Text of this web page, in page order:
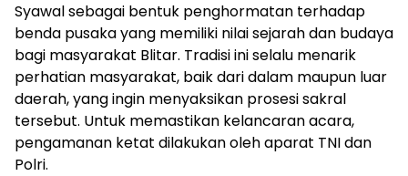
Syawal sebagai bentuk penghormatan terhadap
benda pusaka yang memiliki nilai sejarah dan budaya
bagi masyarakat Blitar. Tradisi ini selalu menarik
perhatian masyarakat, baik dari dalam maupun luar
daerah, yang ingin menyaksikan prosesi sakral
tersebut. Untuk memastikan kelancaran acara,
pengamanan ketat dilakukan oleh aparat TNI dan
Polri.